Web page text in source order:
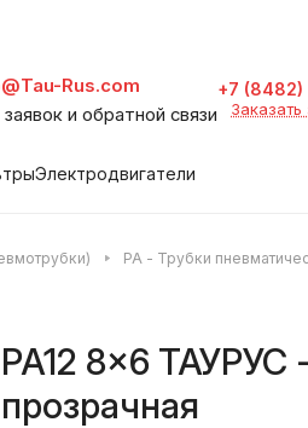
Rus.com
и обратной связи
+7
Заказать
Электродвигатели
PA - Трубки
PA12 8x6
прозрачная